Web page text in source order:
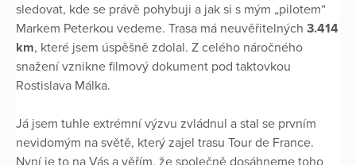
sledovat, kde se právě pohybuji a jak si s mým „pilotem“
Markem Peterkou vedeme. Trasa má neuvěřitelných 3.414
km, které jsem úspěšně zdolal. Z celého náročného
snažení vznikne filmový dokument pod taktovkou
Rostislava Málka.
Já jsem tuhle extrémní výzvu zvládnul a stal se prvním
nevidomým na světě, který zajel trasu Tour de France.